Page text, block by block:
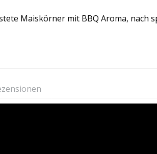
Maiskörner mit BBQ Aroma, nach